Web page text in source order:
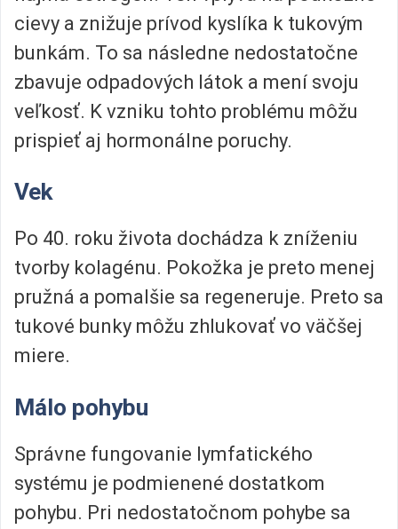
cievy a znižuje prívod kyslíka k tukovým
bunkám. To sa následne nedostatočne
zbavuje odpadových látok a mení svoju
veľkosť. K vzniku tohto problému môžu
prispieť aj hormonálne poruchy.
Vek
Po 40. roku života dochádza k zníženiu
tvorby kolagénu. Pokožka je preto menej
pružná a pomalšie sa regeneruje. Preto sa
tukové bunky môžu zhlukovať vo väčšej
miere.
Málo pohybu
Správne fungovanie lymfatického
systému je podmienené dostatkom
pohybu. Pri nedostatočnom pohybe sa